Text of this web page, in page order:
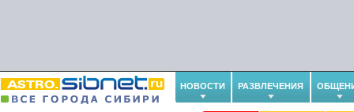
НОВОСТИ РАЗВЛЕЧЕНИЯ